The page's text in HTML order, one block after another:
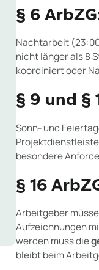
§ 6
Nachtarbeit
nicht länger als 8
koordiniert oder
§ 9 und §
Sonn- und
besondere
§ 16
Arbeitgeber
Aufzeichnungen
werden muss die
bleibt beim